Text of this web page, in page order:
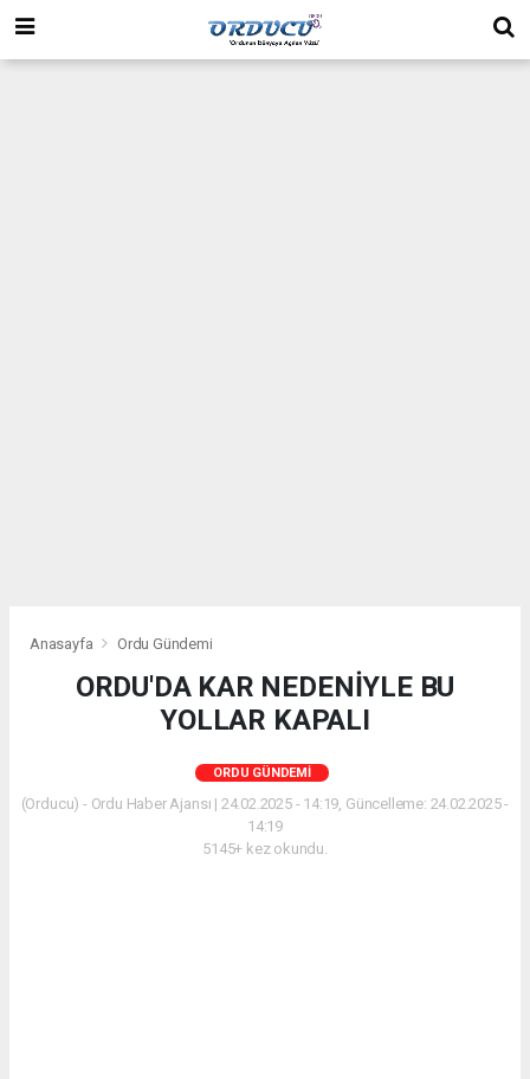
Anasayfa Ordu Gündemi
ORDU'DA KAR NEDENİYLE BU
YOLLAR KAPALI
ORDU GÜNDEMI
(Orducu) - Ordu Haber Ajansı | 24.02.2025 - 14:19, Güncelleme: 24.02.2025 -
14:19
5145+ kez okundu.